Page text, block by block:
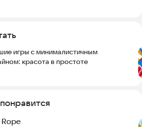
игры с минималистичным
красота в простоте